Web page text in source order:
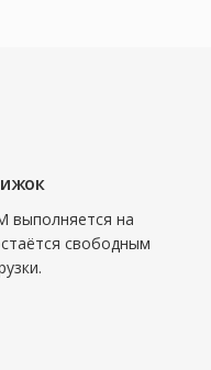
выполняется на
свободным